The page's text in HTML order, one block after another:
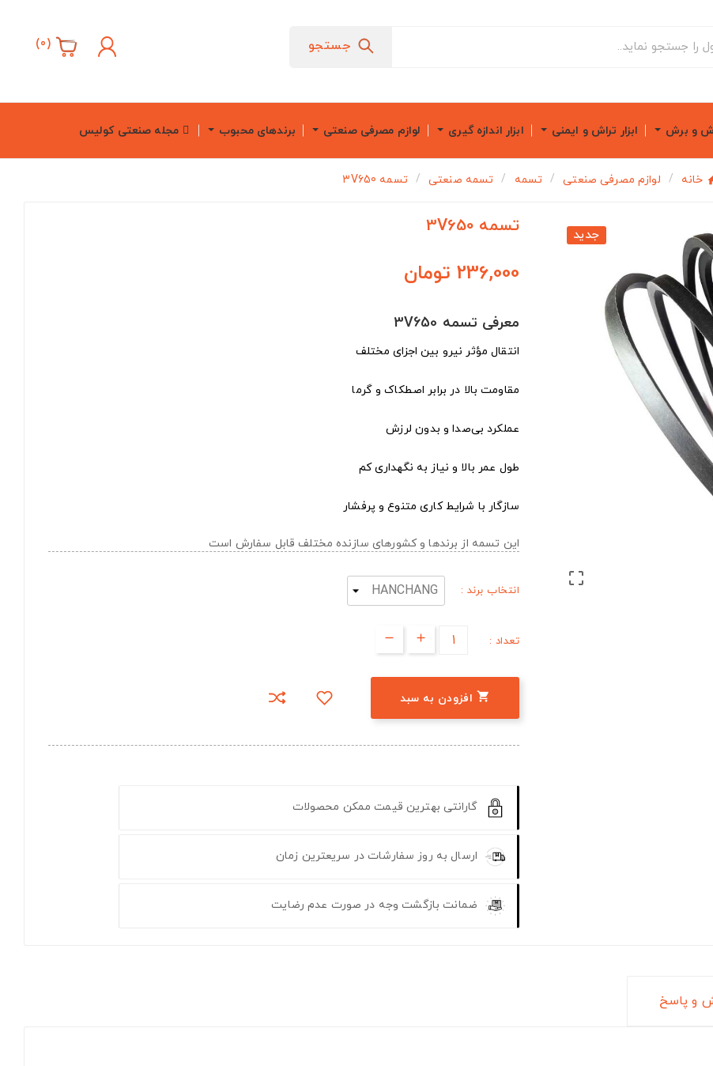
جستجو (
0
)
و برش ابزار تراش و ایمنی ابزار اندازه گیری لوازم مصرفی صنعتی برندهای محبوب مجله صنعتی کولیس
خانه لوازم مصرفی صنعتی تسمه تسمه صنعتی تسمه 3V650
جدید

تسمه 3V650
236,000 تومان
معرفی تسمه 3V650
انتقال مؤثر نیرو بین اجزای مختلف
مقاومت بالا در برابر اصطکاک و گرما
عملکرد بی‌صدا و بدون لرزش
طول عمر بالا و نیاز به نگهداری کم
سازگار با شرایط کاری متنوع و پرفشار
این تسمه از برندها و کشورهای سازنده مختلف قابل سفارش است
انتخاب برند :
تعداد :
 افزودن به سبد
گارانتی بهترین قیمت ممکن محصولات
ارسال به روز سفارشات در سریعترین زمان
ضمانت بازگشت وجه در صورت عدم رضایت
و پاسخ